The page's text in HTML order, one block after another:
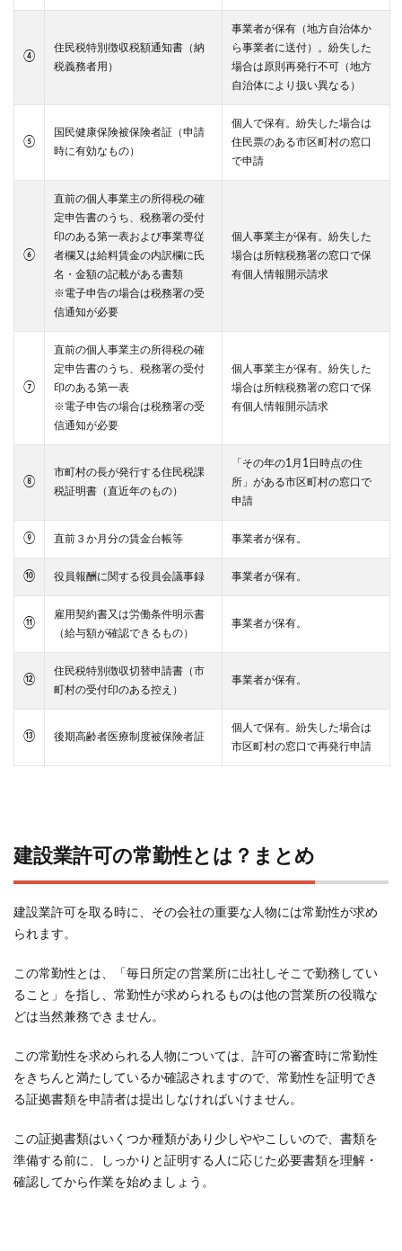
④
住民税特別徴収税額通知書（納
税義務者用）
事業者が保有（地方自治体か
ら事業者に送付）。紛失した
場合は原則再発行不可（地方
自治体により扱い異なる）
⑤
国民健康保険被保険者証（申請
時に有効なもの）
個人で保有。紛失した場合は
住民票のある市区町村の窓口
で申請
⑥
直前の個人事業主の所得税の確
定申告書のうち、税務署の受付
印のある第一表および事業専従
者欄又は給料賃金の内訳欄に氏
名・金額の記載がある書類
※電子申告の場合は税務署の受
信通知が必要
個人事業主が保有。紛失した
場合は所轄税務署の窓口で保
有個人情報開示請求
⑦
直前の個人事業主の所得税の確
定申告書のうち、税務署の受付
印のある第一表
※電子申告の場合は税務署の受
信通知が必要
個人事業主が保有。紛失した
場合は所轄税務署の窓口で保
有個人情報開示請求
⑧
市町村の長が発行する住民税課
税証明書（直近年のもの）
「その年の1月1日時点の住
所」がある市区町村の窓口で
申請
⑨ 直前３か月分の賃金台帳等 事業者が保有。
⑩ 役員報酬に関する役員会議事録 事業者が保有。
⑪
雇用契約書又は労働条件明示書
（給与額が確認できるもの）
事業者が保有。
⑫
住民税特別徴収切替申請書（市
町村の受付印のある控え）
事業者が保有。
⑬ 後期高齢者医療制度被保険者証
個人で保有。紛失した場合は
市区町村の窓口で再発行申請
建設業許可の常勤性とは？まとめ
建設業許可を取る時に、その会社の重要な人物には常勤性が求め
られます。
この常勤性とは、「毎日所定の営業所に出社しそこで勤務してい
ること」を指し、常勤性が求められるものは他の営業所の役職な
どは当然兼務できません。
この常勤性を求められる人物については、許可の審査時に常勤性
をきちんと満たしているか確認されますので、常勤性を証明でき
る証拠書類を申請者は提出しなければいけません。
この証拠書類はいくつか種類があり少しややこしいので、書類を
準備する前に、しっかりと証明する人に応じた必要書類を理解・
確認してから作業を始めましょう。